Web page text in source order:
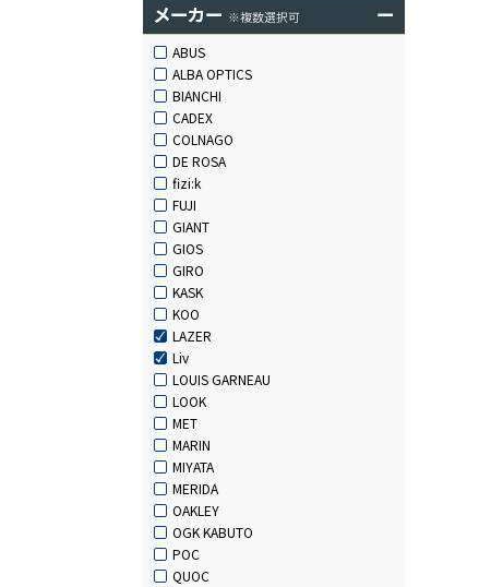
メーカー ※複数選択可 ー
ABUS
ALBA OPTICS
BIANCHI
CADEX
COLNAGO
DE ROSA
fizi:k
FUJI
GIANT
GIOS
GIRO
KASK
KOO
LAZER
Liv
LOUIS GARNEAU
LOOK
MET
MARIN
MIYATA
MERIDA
OAKLEY
OGK KABUTO
POC
QUOC